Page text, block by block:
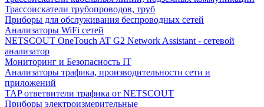
Трассоискатели трубопроводов, труб
Приборы для обслуживания беспроводных сетей
Анализаторы WiFi сетей
NETSCOUT OneTouch AT G2 Network Assistant - сетевой
анализатор
Мониторинг и Безопасность IT
Анализаторы трафика, производительности сети и
приложений
TAP ответвители трафика от NETSCOUT
Приборы электроизмерительные